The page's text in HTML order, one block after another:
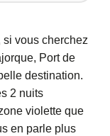
si vous cherchez
Port de
destination.
2 nuits
violette que
en parle plus